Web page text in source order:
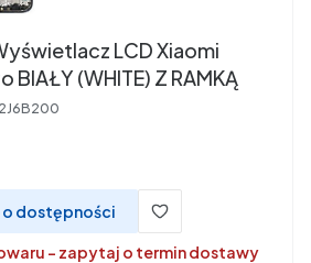
LCD Xiaomi
BIAŁY (WHITE) Z RAMKĄ
o dostępności
- zapytaj o termin dostawy